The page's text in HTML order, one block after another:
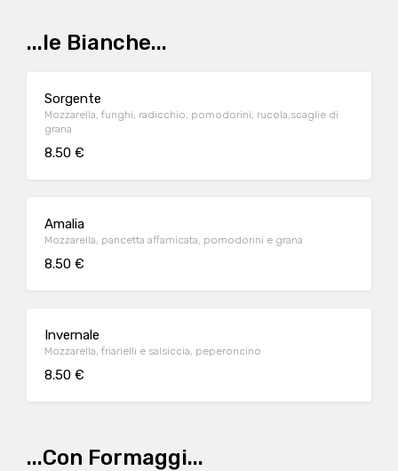
...le Bianche...
Sorgente
Mozzarella, funghi, radicchio, pomodorini, rucola,scaglie di
grana
8.50 €
Amalia
Mozzarella, pancetta affamicata, pomodorini e grana
8.50 €
Invernale
Mozzarella, friarielli e salsiccia, peperoncino
8.50 €
...Con Formaggi...